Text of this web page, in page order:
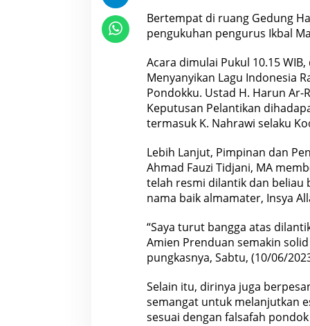
F
s
b
i
l
i
l
l
a
h
Bertempat di ruang Gedung
pengukuhan pengurus Ikbal
Acara dimulai Pukul 10.15
Menyanyikan Lagu Indonesia
Pondokku. Ustad H. Harun Ar-
Keputusan Pelantikan
termasuk K. Nahrawi selaku
Lebih Lanjut, Pimpinan dan
Ahmad Fauzi Tidjani, MA
telah resmi dilantik dan beliau
nama baik almamater, Insya
“Saya turut bangga atas
Amien Prenduan semakin
pungkasnya, Sabtu, (10/06/
Selain itu, dirinya juga
semangat untuk melanjutkan
sesuai dengan falsafah